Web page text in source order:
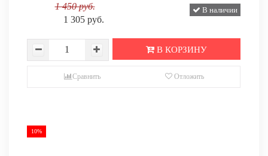
1 450 руб.
1 305 руб.
В наличии
В КОРЗИНУ
Сравнить Отложить
10%